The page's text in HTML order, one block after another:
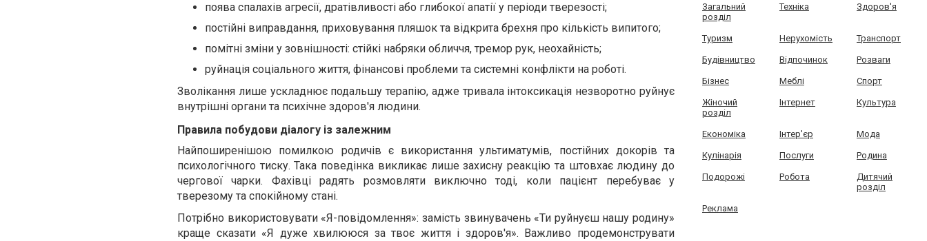
поява спалахів агресії, дратівливості або глибокої апатії у періоди тверезості;
постійні виправдання, приховування пляшок та відкрита брехня про кількість випитого;
помітні зміни у зовнішності: стійкі набряки обличчя, тремор рук, неохайність;
руйнація соціального життя, фінансові проблеми та системні конфлікти на роботі.
Зволікання лише ускладнює подальшу терапію, адже тривала інтоксикація незворотно руйнує
внутрішні органи та психічне здоров'я людини.
Правила побудови діалогу із залежним
Найпоширенішою помилкою родичів є використання ультиматумів, постійних докорів та
психологічного тиску. Така поведінка викликає лише захисну реакцію та штовхає людину до
чергової чарки. Фахівці радять розмовляти виключно тоді, коли пацієнт перебуває у
тверезому та спокійному стані.
Потрібно використовувати «Я-повідомлення»: замість звинувачень «Ти руйнуєш нашу родину»
краще сказати «Я дуже хвилююся за твоє життя і здоров'я». Важливо продемонструвати
Загальний
розділ
Техніка Здоров'я
Туризм Нерухомість Транспорт
Будівництво Відпочинок Розваги
Бізнес Меблі Спорт
Жіночий
розділ
Інтернет Культура
Економіка Інтер'єр Мода
Кулінарія Послуги Родина
Подорожі Робота
Дитячий
розділ
Реклама